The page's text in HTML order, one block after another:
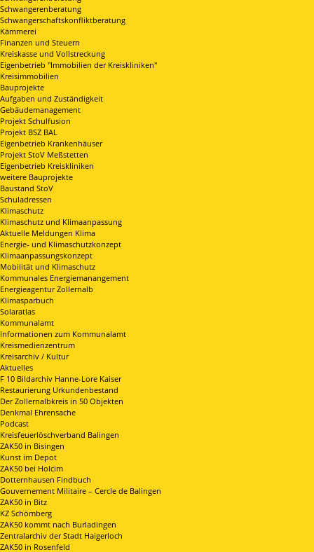
Schwangerenberatung
Schwangerschaftskonfliktberatung
Kämmerei
Finanzen und Steuern
Kreiskasse und Vollstreckung
Eigenbetrieb "Immobilien der Kreiskliniken"
Kreisimmobilien
Bauprojekte
Aufgaben und Zuständigkeit
Gebäudemanagement
Projekt Schulfusion
Projekt BSZ BAL
Eigenbetrieb Krankenhäuser
Projekt StoV Meßstetten
Eigenbetrieb Kreiskliniken
weitere Bauprojekte
Baustand StoV
Schuladressen
Klimaschutz
Klimaschutz und Klimaanpassung
Aktuelle Meldungen Klima
Energie- und Klimaschutzkonzept
Klimaanpassungskonzept
Mobilität und Klimaschutz
Kommunales Energiemanangement
Energieagentur Zollernalb
Klimasparbuch
Solaratlas
Kommunalamt
Informationen zum Kommunalamt
Kreismedienzentrum
Kreisarchiv / Kultur
Aktuelles
F 10 Bildarchiv Hanne-Lore Kaiser
Restaurierung Urkundenbestand
Der Zollernalbkreis in 50 Objekten
Denkmal Ehrensache
Podcast
Kreisfeuerlöschverband Balingen
ZAK50 in Bisingen
Kunst im Depot
ZAK50 bei Holcim
Dotternhausen Findbuch
Gouvernement Militaire – Cercle de Balingen
ZAK50 in Bitz
KZ Schömberg
ZAK50 kommt nach Burladingen
Zentralarchiv der Stadt Haigerloch
ZAK50 in Rosenfeld